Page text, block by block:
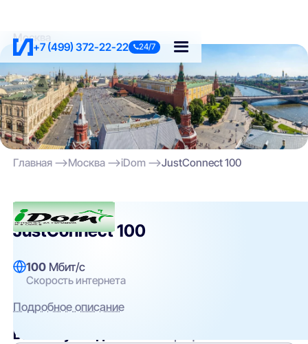
+7 (499) 372-22-22 24/7
Москва
Главная Москва iDom JustConnect 100
iDom
JustConnect 100
100 Мбит/с
Скорость интернета
Подробное описание
Вам могут подойти